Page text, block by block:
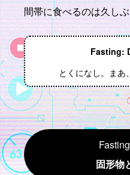
間帯に食べるのは久しぶ
Fasting:
とくになし。まあ
固形物